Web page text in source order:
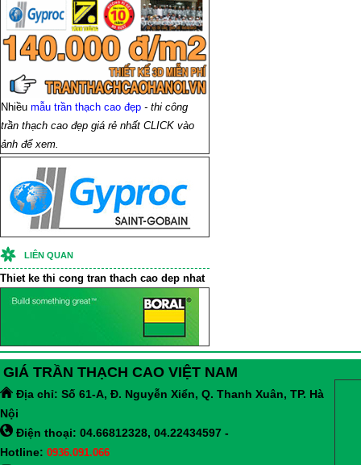
Nhiều mẫu trần thạch cao đẹp - thi công
trần thạch cao đẹp giá rẻ nhất CLICK vào
ảnh để xem.
LIÊN QUAN
Thiet ke thi cong tran thach cao dep nhat
GIÁ TRẦN THẠCH CAO VIỆT NAM
Địa chỉ: Số 61-A, Đ. Nguyễn Xiển, Q. Thanh Xuân, TP. Hà
Nội
Điện thoại: 04.66812328, 04.22434597 -
Hotline: 0936.091.066